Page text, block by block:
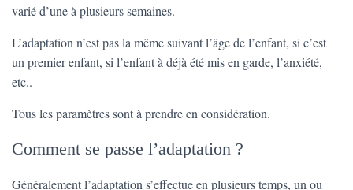
varié d’une à plusieurs semaines.
L’adaptation n’est pas la même suivant l’âge de l’enfant, si c’est
un premier enfant, si l’enfant à déjà été mis en garde, l’anxiété,
etc..
Tous les paramètres sont à prendre en considération.
Comment se passe l’adaptation ?
Généralement l’adaptation s’effectue en plusieurs temps, un ou